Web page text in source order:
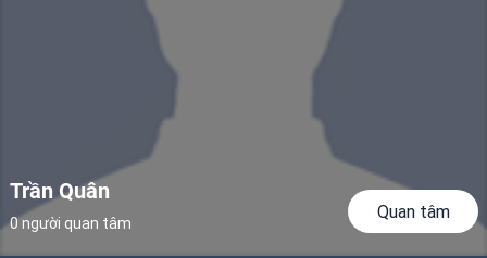
Trần Quân
0 người quan tâm
Quan tâm